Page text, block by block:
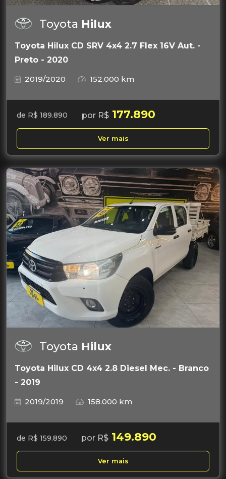
Toyota Hilux
Toyota Hilux CD SRV 4x4 2.7 Flex 16V Aut. -
Preto - 2020
2019/2020
152.000 km
de R$ 189.890 por R$ 177.890
Ver mais
Toyota Hilux
Toyota Hilux CD 4x4 2.8 Diesel Mec. - Branco
- 2019
2019/2019
158.000 km
de R$ 159.890 por R$ 149.890
Ver mais